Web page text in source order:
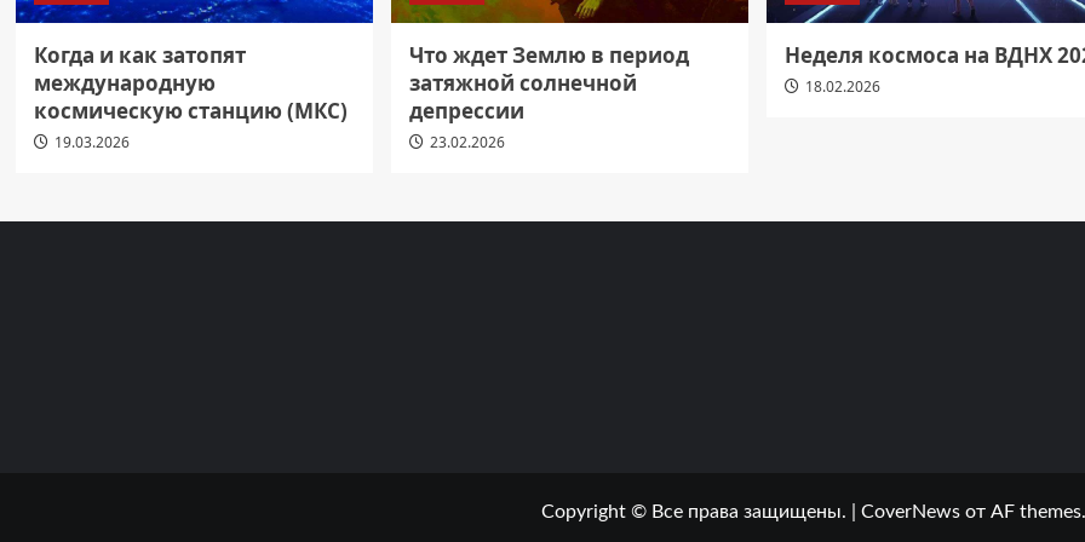
Когда и как затопят
международную
космическую станцию (МКС)
19.03.2026
Что ждет Землю в период
затяжной солнечной
депрессии
23.02.2026
Неделя космоса на ВДНХ
18.02.2026
Copyright © Все права защищены. CoverNews от AF themes.